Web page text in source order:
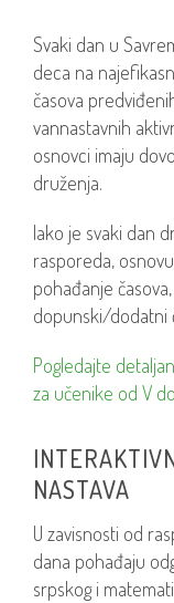
Svaki dan u
deca na
časova
vannastavnih
osnovci imaju
druženja.
Iako je svaki dan
rasporeda,
pohađanje
dopunski/dodatni
Pogledajte
za učenike od V
NASTAVA
U zavisnosti od
dana pohađaju
srpskog i